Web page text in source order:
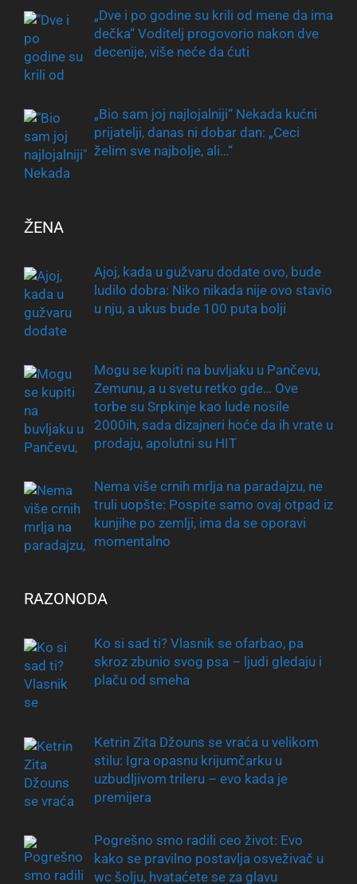
„Dve i po godine su krili od mene da ima
dečka“ Voditelj progovorio nakon dve
decenije, više neće da ćuti
„Bio sam joj najlojalniji“ Nekada kućni
prijatelji, danas ni dobar dan: „Ceci
želim sve najbolje, ali…“
ŽENA
Ajoj, kada u gužvaru dodate ovo, bude
ludilo dobra: Niko nikada nije ovo stavio
u nju, a ukus bude 100 puta bolji
Mogu se kupiti na buvljaku u Pančevu,
Zemunu, a u svetu retko gde… Ove
torbe su Srpkinje kao lude nosile
2000ih, sada dizajneri hoće da ih vrate u
prodaju, apolutni su HIT
Nema više crnih mrlja na paradajzu, ne
truli uopšte: Pospite samo ovaj otpad iz
kunjihe po zemlji, ima da se oporavi
momentalno
RAZONODA
Ko si sad ti? Vlasnik se ofarbao, pa
skroz zbunio svog psa – ljudi gledaju i
plaču od smeha
Ketrin Zita Džouns se vraća u velikom
stilu: Igra opasnu krijumčarku u
uzbudljivom trileru – evo kada je
premijera
Pogrešno smo radili ceo život: Evo
kako se pravilno postavlja osveživač u
wc šolju, hvataćete se za glavu